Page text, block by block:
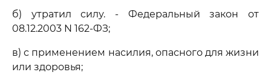
б) утратил силу. - Федеральный закон от
08.12.2003 N 162-ФЗ;
в) с применением насилия, опасного для жизни
или здоровья;